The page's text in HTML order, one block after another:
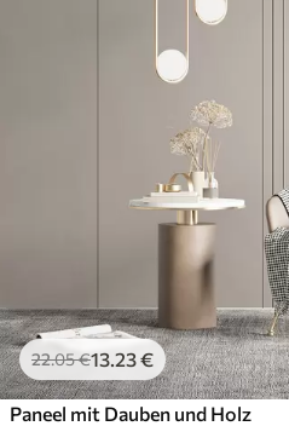
22.05€13 .23€
Paneel mit Dauben und Holz